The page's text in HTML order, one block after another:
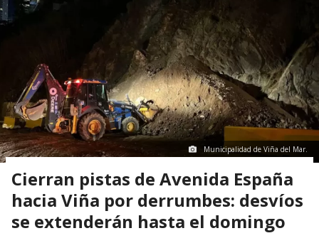
Municipalidad de Viña del Mar.
Cierran pistas de Avenida España
hacia Viña por derrumbes: desvíos
se extenderán hasta el domingo